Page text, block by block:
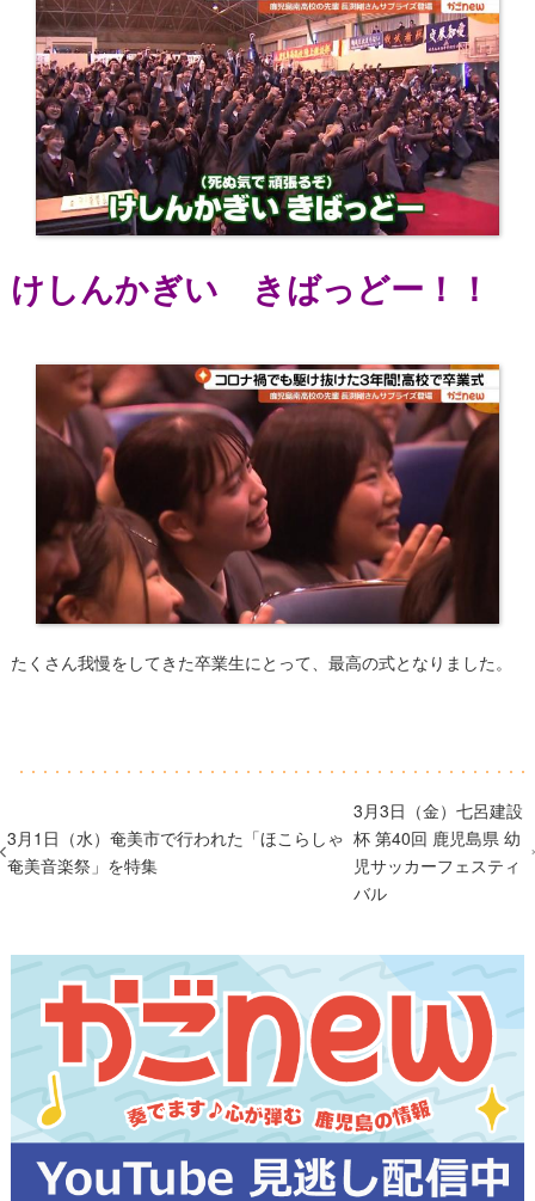
けしんかぎい きばっどー！！
たくさん我慢をしてきた卒業生にとって、最高の式となりました。
3月1日（水）奄美市で行われた「ほこらしゃ
奄美音楽祭」を特集
3月3日（金）七呂建設
杯 第40回 鹿児島県 幼
児サッカーフェスティ
バル